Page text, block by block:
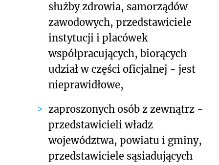
służby zdrowia, samorządów
zawodowych, przedstawiciele
instytucji i placówek
współpracujących, biorących
udział w części oficjalnej - jest
nieprawidłowe,
zaproszonych osób z zewnątrz -
przedstawicieli władz
województwa, powiatu i gminy,
przedstawiciele sąsiadujących